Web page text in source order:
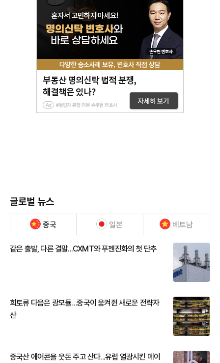
글로벌 뉴스
중국 일본 베트남
같은 출발, 다른 결말...CXMT와 푸젠진화의 첫 단추
희토류 다음은 광모듈…중국이 움켜쥔 새로운 전략자
산
중국산 에어콘을 웃돈 주고 산다...유럽 열광시킨 메이